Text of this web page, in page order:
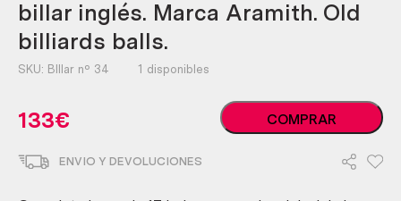
billar inglés. Marca Aramith. Old
billiards balls.
SKU: BIllar nº 34 1 disponibles
133€
Bolas
de
COMPRAR
ENVIO Y DEVOLUCIONES